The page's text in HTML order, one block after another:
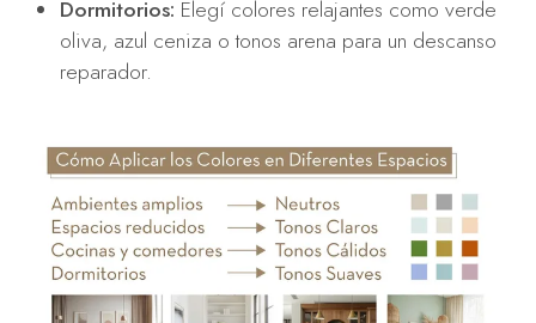
Dormitorios: Elegí colores relajantes como verde
oliva, azul ceniza o tonos arena para un descanso
reparador.